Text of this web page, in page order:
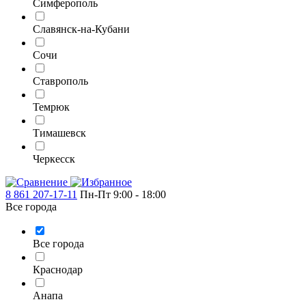
Симферополь
Славянск-на-Кубани
Сочи
Ставрополь
Темрюк
Тимашевск
Черкесск
8 861 207-17-11 Пн-Пт 9:00 - 18:00
Все города
Все города
Краснодар
Анапа